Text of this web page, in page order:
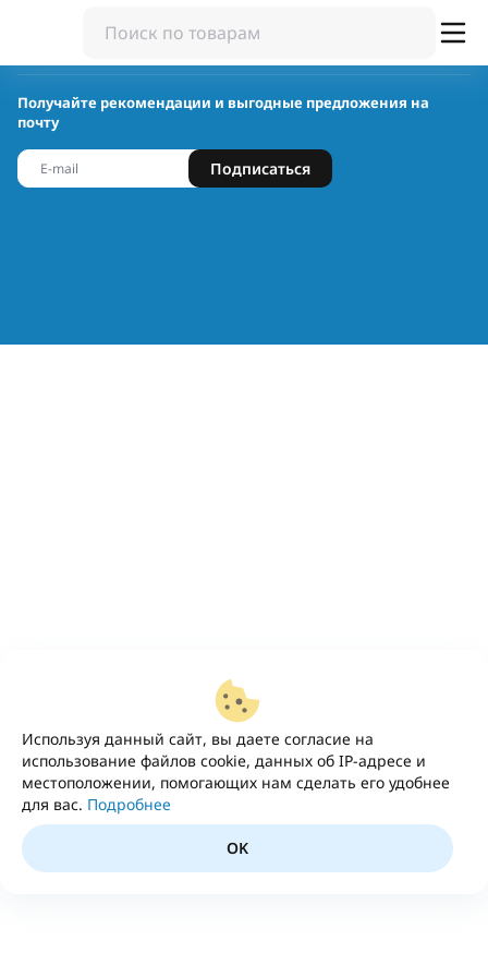
Используя данный сайт, вы даете согласие на
использование файлов cookie, данных об IP-адресе и
местоположении, помогающих нам сделать его удобнее
для вас. Подробнее
OK
Получайте рекомендации и выгодные предложения на
почту
Подписаться